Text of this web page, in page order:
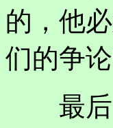
的，他
们的争
最后，